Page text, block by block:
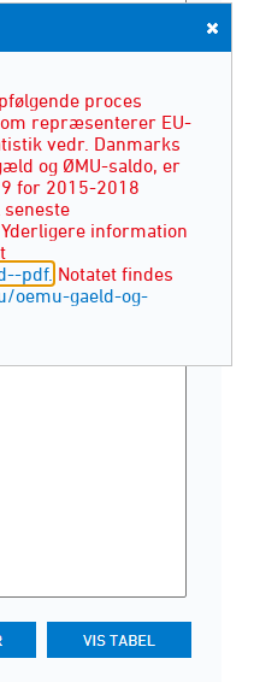
proces
repræsenterer EU-
vedr. Danmarks
og ØMU-saldo, er
for 2015-2018
information
pdf. Notatet findes
oemu-gaeld-og-